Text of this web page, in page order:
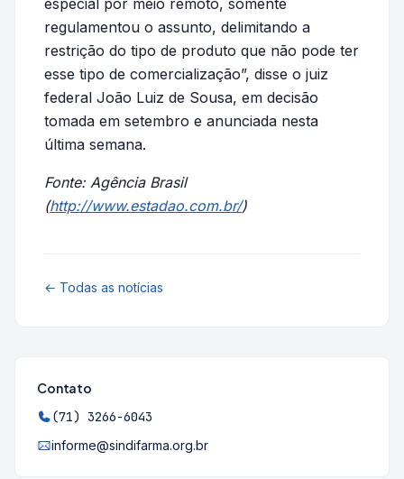
especial por meio remoto, somente
regulamentou o assunto, delimitando a
restrição do tipo de produto que não pode ter
esse tipo de comercialização”, disse o juiz
federal João Luiz de Sousa, em decisão
tomada em setembro e anunciada nesta
última semana.
Fonte: Agência Brasil
(http://www.estadao.com.br/)
← Todas as notícias
Contato
(71) 3266-6043
informe@sindifarma.org.br